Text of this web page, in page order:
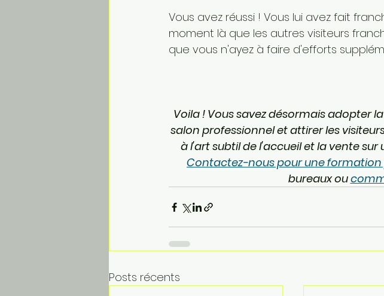
Vous avez réussi ! Vous lui avez fait
moment là que les autres visiteurs
que vous n'ayez à faire d'efforts
Voila ! Vous savez désormais adopter
salon professionnel et attirer les
à l'art subtil de l'accueil et la vente
Contactez-nous pour une formation
bureaux ou
Posts récents